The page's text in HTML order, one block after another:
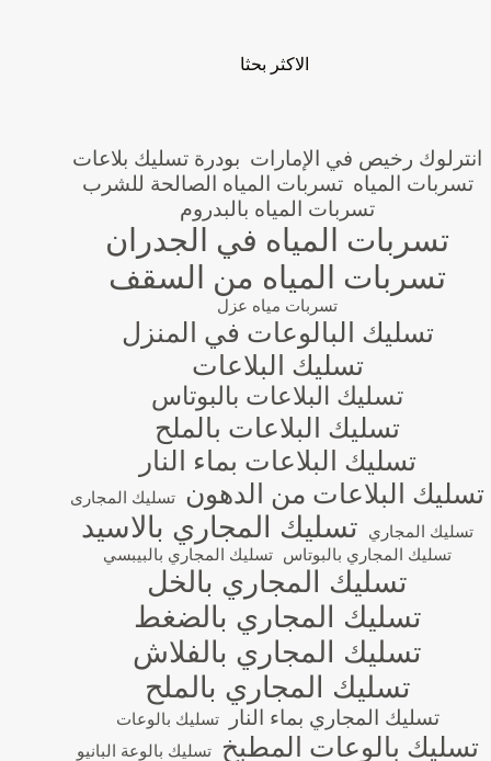
الاكثر بحثا
انترلوك رخيص في الإمارات بودرة تسليك بلاعات
تسربات المياه تسربات المياه الصالحة للشرب
تسربات المياه بالبدروم
تسربات المياه في الجدران
تسربات المياه من السقف
تسربات مياه عزل
تسليك البالوعات في المنزل
تسليك البلاعات
تسليك البلاعات بالبوتاس
تسليك البلاعات بالملح
تسليك البلاعات بماء النار
تسليك البلاعات من الدهون تسليك المجارى
تسليك المجاري
تسليك المجاري بالاسيد
تسليك المجاري بالبوتاس تسليك المجاري بالبيبسي
تسليك المجاري بالخل
تسليك المجاري بالضغط
تسليك المجاري بالفلاش
تسليك المجاري بالملح
تسليك المجاري بماء النار تسليك بالوعات
تسليك بالوعات المطبخ تسليك بالوعة البانيو